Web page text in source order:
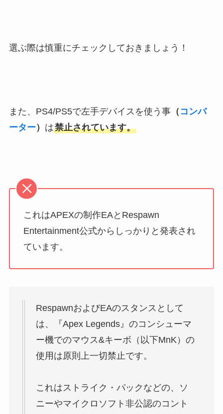
選ぶ際は慎重にチェックしておきましょう！
また、PS4/PS5で左手デバイスを使う事（ コンバ
ーター） は禁止されています。
これはAPEXの制作EAとRespawn
Entertainment公式からしっかりと発表され
ています。
RespawnおよびEAのスタンスとして
は、『Apex Legends』のコンシューマ
ー機でのマウス&キーボ（以下MnK）の
使用は原則上一切禁止です。
これはストライク・パックなどの、ソ
ニーやマイクロソフト非公認のコント